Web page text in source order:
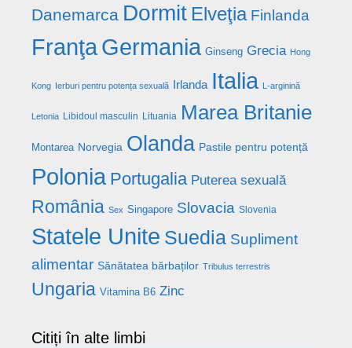
Danemarca Dormit Elveţia Finlanda
FranţaGermania Ginseng Grecia Hong
Kong Ierburi pentru potența sexuală Irlanda Italia L-arginină
Letonia Libidoul masculin Lituania Marea Britanie
Montarea Norvegia Olanda Pastile pentru potență
Polonia Portugalia Puterea sexuală
România Sex Singapore Slovacia Slovenia
Statele Unite Suedia Supliment
alimentar Sănătatea bărbaților Tribulus terrestris
Ungaria Vitamina B6 Zinc
Citiți în alte limbi